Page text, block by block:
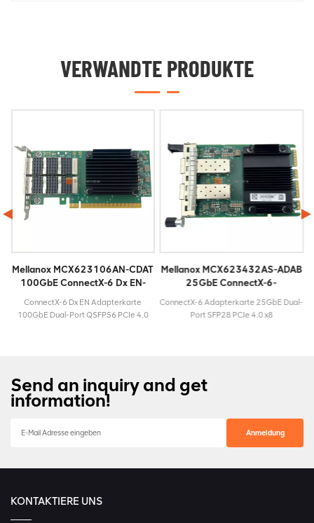
VERWANDTE PRODUKTE
Mellanox MCX623106AN-CDAT
100GbE ConnectX-6 Dx EN-
ConnectX-6 Dx EN Adapterkarte
100GbE Dual-Port QSFP56 PCIe 4.0
Mellanox MCX623432AS-ADAB
25GbE ConnectX-6-
ConnectX-6 Adapterkarte 25GbE Dual-
Port SFP28 PCIe 4.0 x8
Send an inquiry and get
information!
KONTAKTIERE UNS